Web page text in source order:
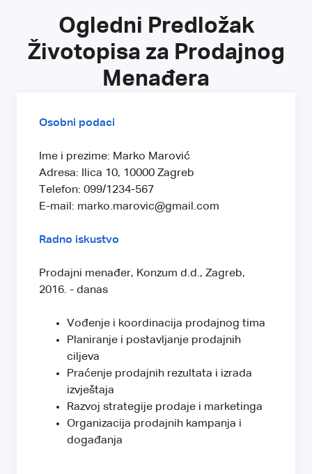
Ogledni Predložak
Životopisa za Prodajnog
Menađera
Osobni podaci
Ime i prezime: Marko Marović
Adresa: Ilica 10, 10000 Zagreb
Telefon: 099/1234-567
E-mail: marko.marovic@gmail.com
Radno iskustvo
Prodajni menađer, Konzum d.d., Zagreb,
2016. - danas
Vođenje i koordinacija prodajnog tima
Planiranje i postavljanje prodajnih
ciljeva
Praćenje prodajnih rezultata i izrada
izvještaja
Razvoj strategije prodaje i marketinga
Organizacija prodajnih kampanja i
događanja